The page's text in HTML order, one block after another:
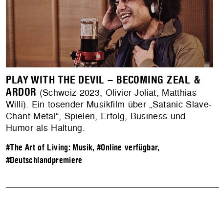
PLAY WITH THE DEVIL – BECOMING ZEAL &
ARDOR (Schweiz 2023, Olivier Joliat, Matthias
Willi). Ein tosender Musikfilm über „Satanic Slave-
Chant-Metal“, Spielen, Erfolg, Business und
Humor als Haltung.
#The Art of Living: Musik, #Online verfügbar,
#Deutschlandpremiere